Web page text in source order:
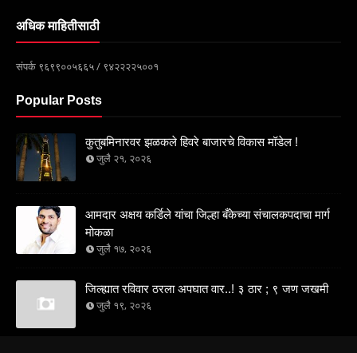
अधिक माहितीसाठी
संपर्क ९६९९००५६६५ / ९४२२२२५००१
Popular Posts
कुतुबमिनारवर झळकले हिवरे बाजारचे विकास मॉडेल !
जुलै २१, २०२६
आमदार अक्षय कर्डिले यांचा जिल्हा बँकेच्या संचालकपदाचा मार्ग
मोकळा
जुलै १७, २०२६
जिल्ह्यात रविवार ठरला अपघात वार..! ३ ठार ; ९ जण जखमी
जुलै १९, २०२६